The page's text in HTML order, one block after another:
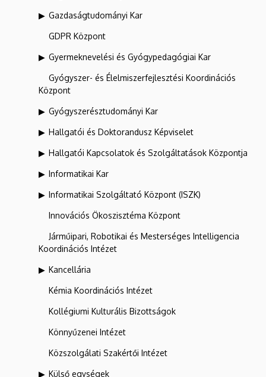
Gazdaságtudományi Kar
GDPR Központ
Gyermeknevelési és Gyógypedagógiai Kar
Gyógyszer- és Élelmiszerfejlesztési Koordinációs
Központ
Gyógyszerésztudományi Kar
Hallgatói és Doktorandusz Képviselet
Hallgatói Kapcsolatok és Szolgáltatások Központja
Informatikai Kar
Informatikai Szolgáltató Központ (ISZK)
Innovációs Ökoszisztéma Központ
Járműipari, Robotikai és Mesterséges Intelligencia
Koordinációs Intézet
Kancellária
Kémia Koordinációs Intézet
Kollégiumi Kulturális Bizottságok
Könnyűzenei Intézet
Közszolgálati Szakértői Intézet
Külső egységek